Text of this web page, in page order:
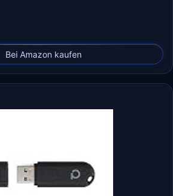
Bei Amazon kaufen